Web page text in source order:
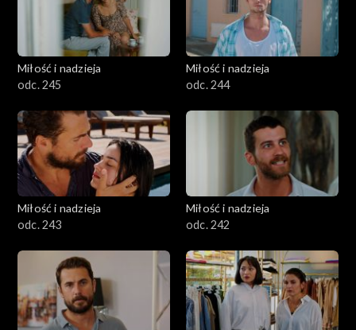
Miłość i nadzieja
odc. 245
Miłość i nadzieja
odc. 244
Miłość i nadzieja
odc. 243
Miłość i nadzieja
odc. 242